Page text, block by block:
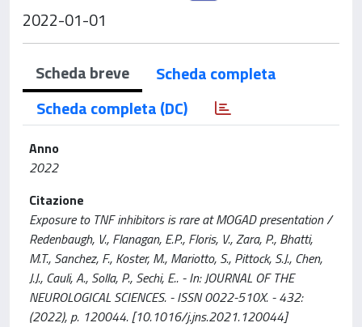
2022-01-01
Scheda breve
Scheda completa
Scheda completa (DC)
Anno
2022
Citazione
Exposure to TNF inhibitors is rare at MOGAD presentation /
Redenbaugh, V., Flanagan, E.P., Floris, V., Zara, P., Bhatti,
M.T., Sanchez, F., Koster, M., Mariotto, S., Pittock, S.J., Chen,
J.J., Cauli, A., Solla, P., Sechi, E.. - In: JOURNAL OF THE
NEUROLOGICAL SCIENCES. - ISSN 0022-510X. - 432:
(2022), p. 120044. [10.1016/j.jns.2021.120044]